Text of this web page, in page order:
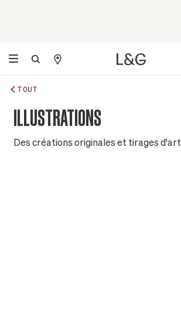
TOUT
ILLUSTRATIONS
Des créations originales et tirages d'art